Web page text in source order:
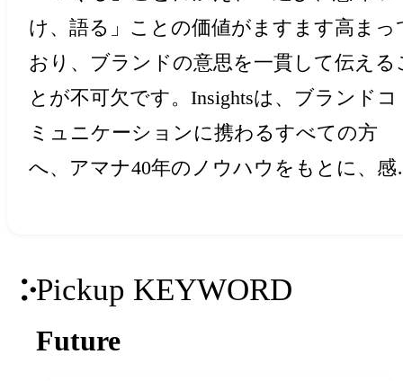
け、語る」ことの価値がますます高まっ
おり、ブランドの意思を一貫して伝える
とが不可欠です。Insightsは、ブランドコ
ミュニケーションに携わるすべての方
へ、アマナ40年のノウハウをもとに、感
Pickup KEYWORD
Future